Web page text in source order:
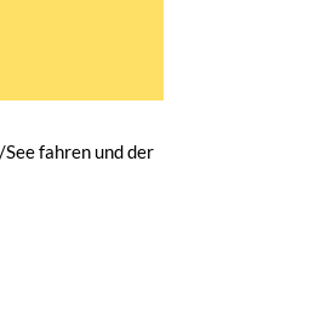
fahren und der